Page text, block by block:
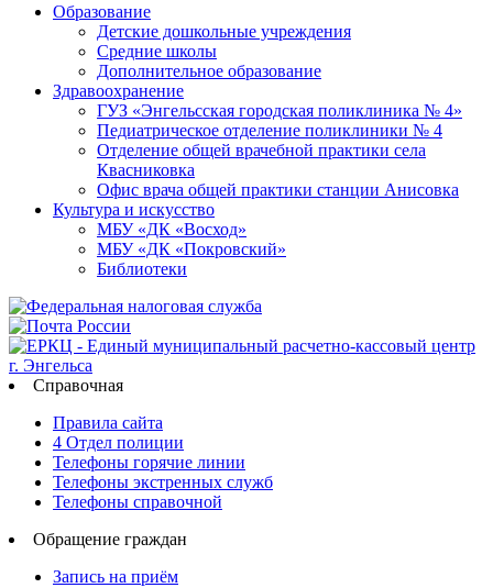
Образование
Детские дошкольные учреждения
Средние школы
Дополнительное образование
Здравоохранение
ГУЗ «Энгельсская городская поликлиника № 4»
Педиатрическое отделение поликлиники № 4
Отделение общей врачебной практики села
Квасниковка
Офис врача общей практики станции Анисовка
Культура и искусство
МБУ «ДК «Восход»
МБУ «ДК «Покровский»
Библиотеки
Справочная
Правила сайта
4 Отдел полиции
Телефоны горячие линии
Телефоны экстренных служб
Телефоны справочной
Обращение граждан
Запись на приём